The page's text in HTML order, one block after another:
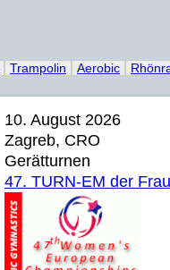
Trampolin Aerobic
10. August 2026
Zagreb, CRO
Gerätturnen
47. TURN-EM der